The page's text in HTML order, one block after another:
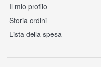
Il mio profilo
Storia ordini
Lista della spesa